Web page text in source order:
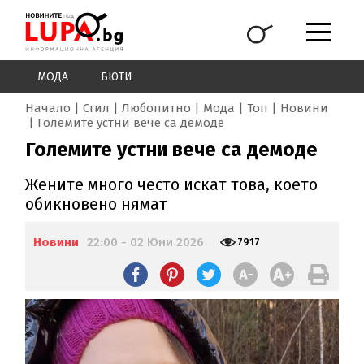
МОДА БЮТИ
Начало Стил Любопитно Мода Топ
Новини
Големите устни вече са демоде
Големите устни вече са демоде
Жените много често искат това, което
обикновено нямат
Новини 22:00 - 02 Юни 2026 7917